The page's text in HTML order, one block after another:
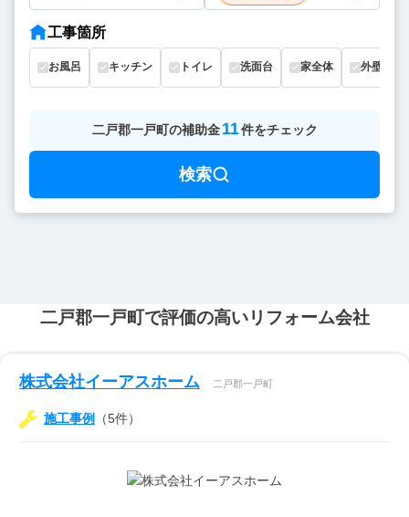
工事箇所
お風呂 キッチン トイレ 洗面台 家全体 外壁
二戸郡一戸町の補助金 11件をチェック
検索
二戸郡一戸町で評価の高いリフォーム会社
株式会社イーアスホーム 二戸郡一戸町
施工事例 （5件）